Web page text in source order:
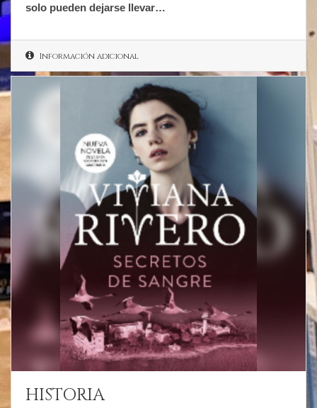
solo pueden dejarse llevar…
Información adicional
HISTORIA